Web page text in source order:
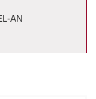
AN